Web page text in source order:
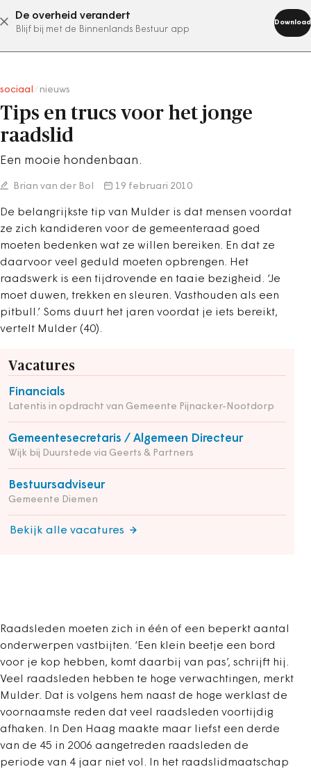
De overheid verandert
Blijf bij met de Binnenlands Bestuur app
Download
abonneer nu
sociaal nieuws
Tips en trucs voor het jonge
raadslid
Een mooie hondenbaan.
Brian van der Bol 19 februari 2010
De belangrijkste tip van Mulder is dat mensen voordat
ze zich kandideren voor de gemeenteraad goed
moeten bedenken wat ze willen bereiken. En dat ze
daarvoor veel geduld moeten opbrengen. Het
raadswerk is een tijdrovende en taaie bezigheid. ‘Je
moet duwen, trekken en sleuren. Vasthouden als een
pitbull.’ Soms duurt het jaren voordat je iets bereikt,
vertelt Mulder (40).
Vacatures
Financials
Latentis in opdracht van Gemeente Pijnacker-Nootdorp
Gemeentesecretaris / Algemeen Directeur
Wijk bij Duurstede via Geerts & Partners
Bestuursadviseur
Gemeente Diemen
Bekijk alle vacatures
Raadsleden moeten zich in één of een beperkt aantal
onderwerpen vastbijten. ‘Een klein beetje een bord
voor je kop hebben, komt daarbij van pas’, schrijft hij.
Veel raadsleden hebben te hoge verwachtingen, merkt
Mulder. Dat is volgens hem naast de hoge werklast de
voornaamste reden dat veel raadsleden voortijdig
afhaken. In Den Haag maakte maar liefst een derde
van de 45 in 2006 aangetreden raadsleden de
periode van 4 jaar niet vol. In het raadslidmaatschap